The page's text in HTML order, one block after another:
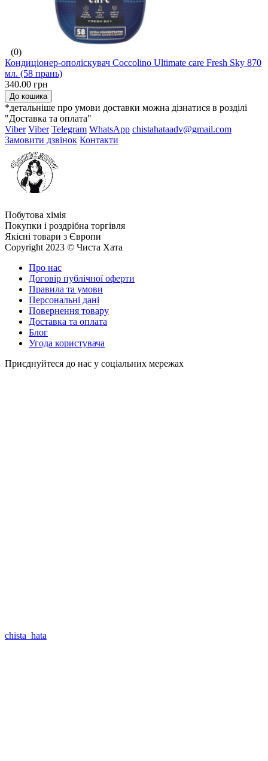
(0)
Кондиціонер-ополіскувач Coccolino Ultimate care Fresh Sky 870
мл. (58 прань)
340.00 грн
До кошика
*детальніше про умови доставки можна дізнатися в розділі
"Доставка та оплата"
Viber Viber Telegram WhatsApp chistahataadv@gmail.com
Замовити дзвінок Контакти
Побутова хімія
Покупки і роздрібна торгівля
Якісні товари з Європи
Copyright 2023 © Чиста Хата
Про нас
Договір публічної оферти
Правила та умови
Персональні дані
Повернення товару
Доставка та оплата
Блог
Угода користувача
Приєднуйтеся до нас у соціальних мережах
chista_hata